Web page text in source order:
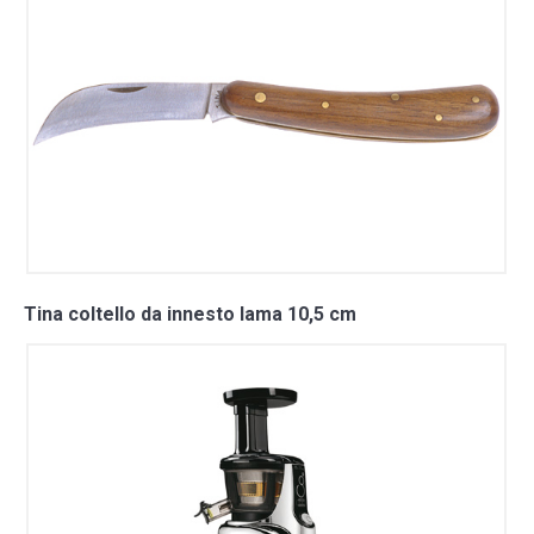
Tina coltello da innesto lama 10,5 cm